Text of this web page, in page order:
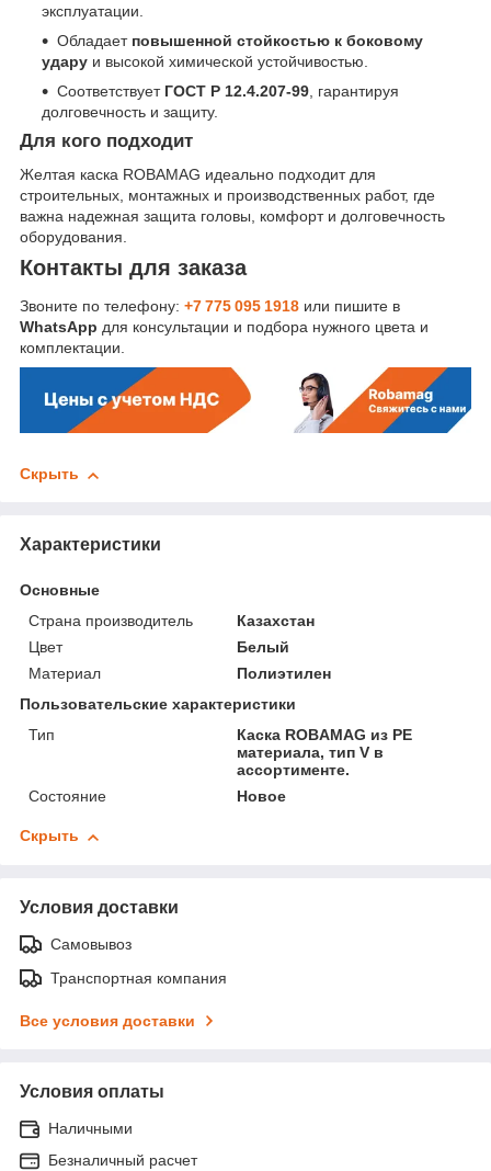
эксплуатации.
Обладает повышенной стойкостью к боковому
удару и высокой химической устойчивостью.
Соответствует ГОСТ Р 12.4.207-99 , гарантируя
долговечность и защиту.
Для кого подходит
Желтая каска ROBAMAG идеально подходит для
строительных, монтажных и производственных работ, где
важна надежная защита головы, комфорт и долговечность
оборудования.
Контакты для заказа
Звоните по телефону: +7 775 095 1918 или пишите в
WhatsApp для консультации и подбора нужного цвета и
комплектации.
Скрыть
Характеристики
Основные
Страна производитель
Казахстан
Цвет
Белый
Материал
Полиэтилен
Пользовательские характеристики
Тип
Каска ROBAMAG из РЕ
материала, тип V в
ассортименте.
Состояние
Новое
Скрыть
Условия доставки
Самовывоз
Транспортная компания
Все условия доставки
Условия оплаты
Наличными
Безналичный расчет